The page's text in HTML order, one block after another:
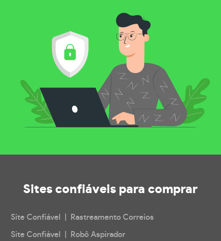
Sites confiáveis para comprar
Site Confiável | Rastreamento Correios
Site Confiável | Robô Aspirador